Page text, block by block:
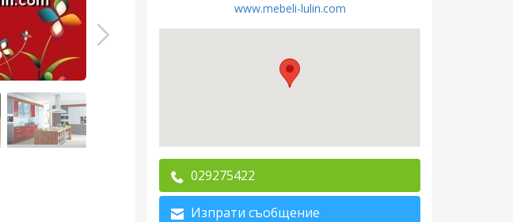
www.mebeli-lulin.com
029275422
Изпрати съобщение